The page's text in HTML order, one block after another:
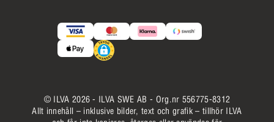
© ILVA 2026 - ILVA SWE AB - Org.nr 556775-8312
Allt innehåll – inklusive bilder, text och grafik – tillhör ILVA